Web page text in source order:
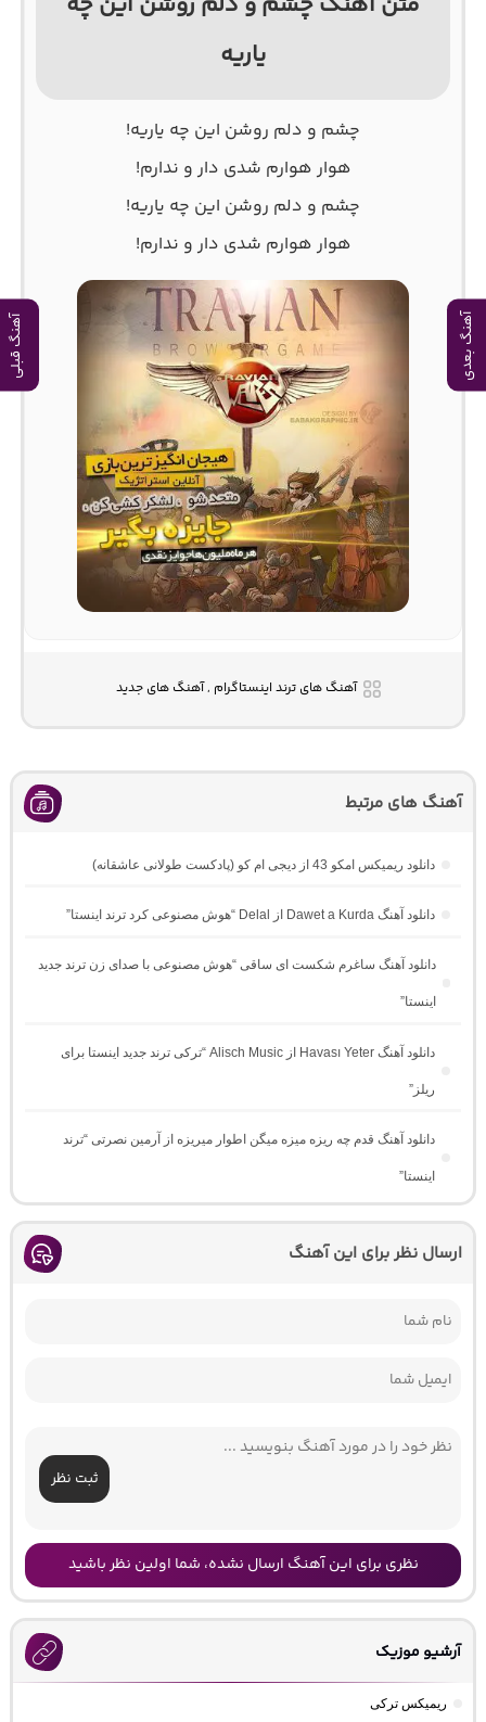
آهنگ بعدی آهنگ قبلی
یاریه
چشم و دلم روشن این چه یاریه!
هوار هوارم شدی دار و ندارم!
چشم و دلم روشن این چه یاریه!
هوار هوارم شدی دار و ندارم!
آهنگ های ترند اینستاگرام , آهنگ های جدید
آهنگ های مرتبط
دانلود ریمیکس امکو 43 از دیجی ام کو (پادکست طولانی عاشقانه)
دانلود آهنگ Dawet a Kurda از Delal “هوش مصنوعی کرد ترند اینستا”
دانلود آهنگ ساغرم شکست ای ساقی “هوش مصنوعی با صدای زن ترند جدید
اینستا”
دانلود آهنگ Havası Yeter از Alisch Music “ترکی ترند جدید اینستا برای
ریلز”
دانلود آهنگ ﻗﺪم ﭼﻪ رﻳﺰه ﻣﻴﺰه ﻣﻴﮕﻦ اﻃﻮار ﻣﻴﺮﻳﺰه از آرمین نصرتی “ترند
اینستا”
ارسال نظر برای این آهنگ
ثبت نظر
نظری برای این آهنگ ارسال نشده، شما اولین نظر باشید
آرشیو موزیک
ریمیکس ترکی